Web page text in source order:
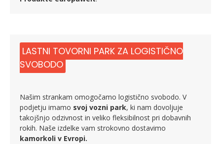
LASTNI TOVORNI PARK ZA LOGISTIČNO
SVOBODO
Našim strankam omogočamo logistično svobodo. V
podjetju imamo svoj vozni park, ki nam dovoljuje
takojšnjo odzivnost in veliko fleksibilnost pri dobavnih
rokih. Naše izdelke vam strokovno dostavimo
kamorkoli v Evropi.